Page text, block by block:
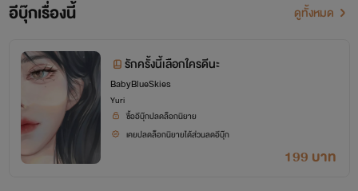
อีบุ๊กเรื่องนี้ ดูทั้งหมด
รักครั้งนี้เลือกใครดีนะ
BabyBlueSkies
Yuri
ซื้ออีบุ๊กปลดล็อกนิยาย
เคยปลดล็อกนิยายได้ส่วนลดอีบุ๊ก
199 บาท